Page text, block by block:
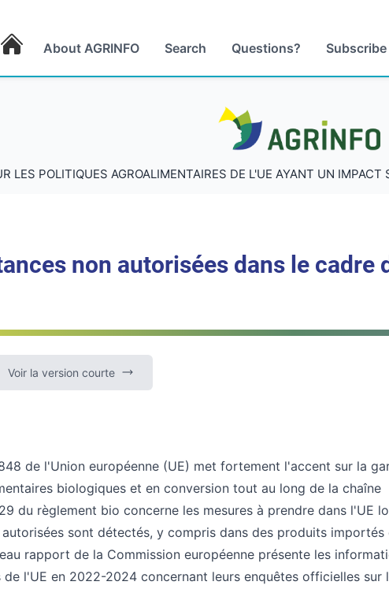
About AGRINFO Search Questions? Subscribe
AGRINFO
LES POLITIQUES AGROALIMENTAIRES DE L'UE AYANT UN
non autorisées dans le cadre
Voir la version courte
de l'Union européenne (UE) met fortement l'accent sur la
biologiques et en conversion tout au long de la chaîne
du règlement bio concerne les mesures à prendre dans l'UE
sont détectés, y compris dans des produits importés
rapport de la Commission européenne présente les
l'UE en 2022-2024 concernant leurs enquêtes officielles sur